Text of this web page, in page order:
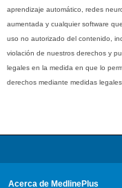
aprendizaje automático, redes
aumentada y cualquier software
uso no autorizado del contenido,
violación de nuestros derechos y
legales en la medida en que lo
derechos mediante medidas
Acerca de MedlinePlus